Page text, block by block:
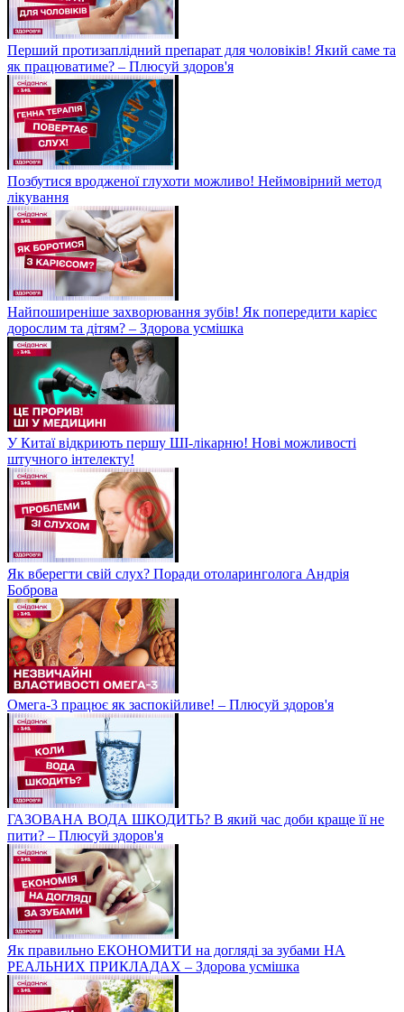
Перший протизаплідний препарат для чоловіків! Який саме та
як працюватиме? – Плюсуй здоров'я
Позбутися вродженої глухоти можливо! Неймовірний метод
лікування
Найпоширеніше захворювання зубів! Як попередити карієс
дорослим та дітям? – Здорова усмішка
У Китаї відкриють першу ШІ-лікарню! Нові можливості
штучного інтелекту!
Як вберегти свій слух? Поради отоларинголога Андрія
Боброва
Омега-3 працює як заспокійливе! – Плюсуй здоров'я
ГАЗОВАНА ВОДА ШКОДИТЬ? В який час доби краще її не
пити? – Плюсуй здоров'я
Як правильно ЕКОНОМИТИ на догляді за зубами НА
РЕАЛЬНИХ ПРИКЛАДАХ – Здорова усмішка